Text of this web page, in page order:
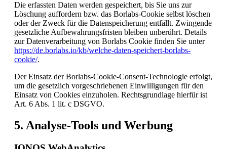
Die erfassten Daten werden gespeichert, bis Sie uns zur
Löschung auffordern bzw. das Borlabs-Cookie selbst löschen
oder der Zweck für die Datenspeicherung entfällt. Zwingende
gesetzliche Aufbewahrungsfristen bleiben unberührt. Details
zur Datenverarbeitung von Borlabs Cookie finden Sie unter
https://de.borlabs.io/kb/welche-daten-speichert-borlabs-
cookie/.
Der Einsatz der Borlabs-Cookie-Consent-Technologie erfolgt,
um die gesetzlich vorgeschriebenen Einwilligungen für den
Einsatz von Cookies einzuholen. Rechtsgrundlage hierfür ist
Art. 6 Abs. 1 lit. c DSGVO.
5. Analyse-Tools und Werbung